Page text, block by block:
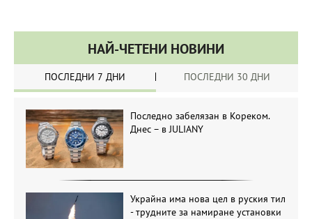
НАЙ-ЧЕТЕНИ НОВИНИ
ПОСЛЕДНИ 7 ДНИ ПОСЛЕДНИ 30 ДНИ
Последно забелязан в Кореком.
Днес – в JULIANY
Украйна има нова цел в руския тил
- трудните за намиране установки